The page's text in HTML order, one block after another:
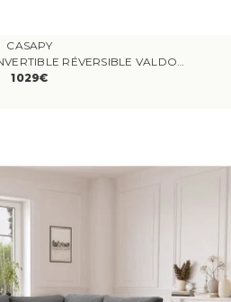
CASAPY
CANAPÉ D'ANGLE CONVERTIBLE RÉVERSIBLE VALDO 3 À 4 PLACES - TISSU NEVE SAUGE - TABLETTE AVEC USB - COFFRE + POUF - L247XP143XH86 CM
1029€